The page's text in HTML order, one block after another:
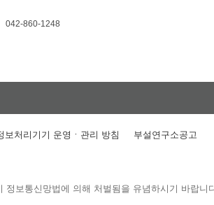
042-860-1248
보처리기기 운영ㆍ관리 방침 부설연구소공고
보통신망법에 의해 처벌됨을 유념하시기 바랍니